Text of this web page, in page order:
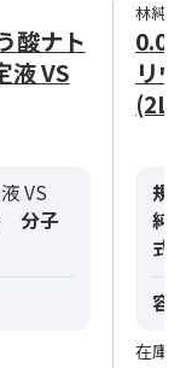
酸ナト
液 VS
VS
分子
林純
リ
(2L)
規
純
式
容
在庫